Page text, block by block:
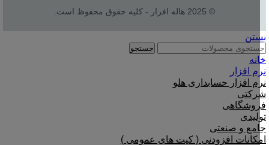
© 2025 هاله افزار - کلیه حقوق محفوظ است.
بستن
جستجو
خانه
نرم افزار
نرم افزار حسابداری هلو
شرکتی
فروشگاهی
تولیدی
جامع و صنعتی
امکانات افزودنی ( کیت های عمومی )